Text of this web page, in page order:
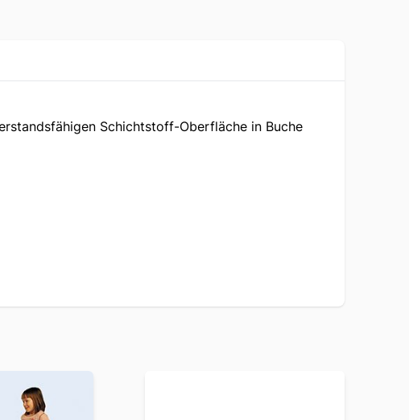
Schichtstoff-Oberfläche in Buche